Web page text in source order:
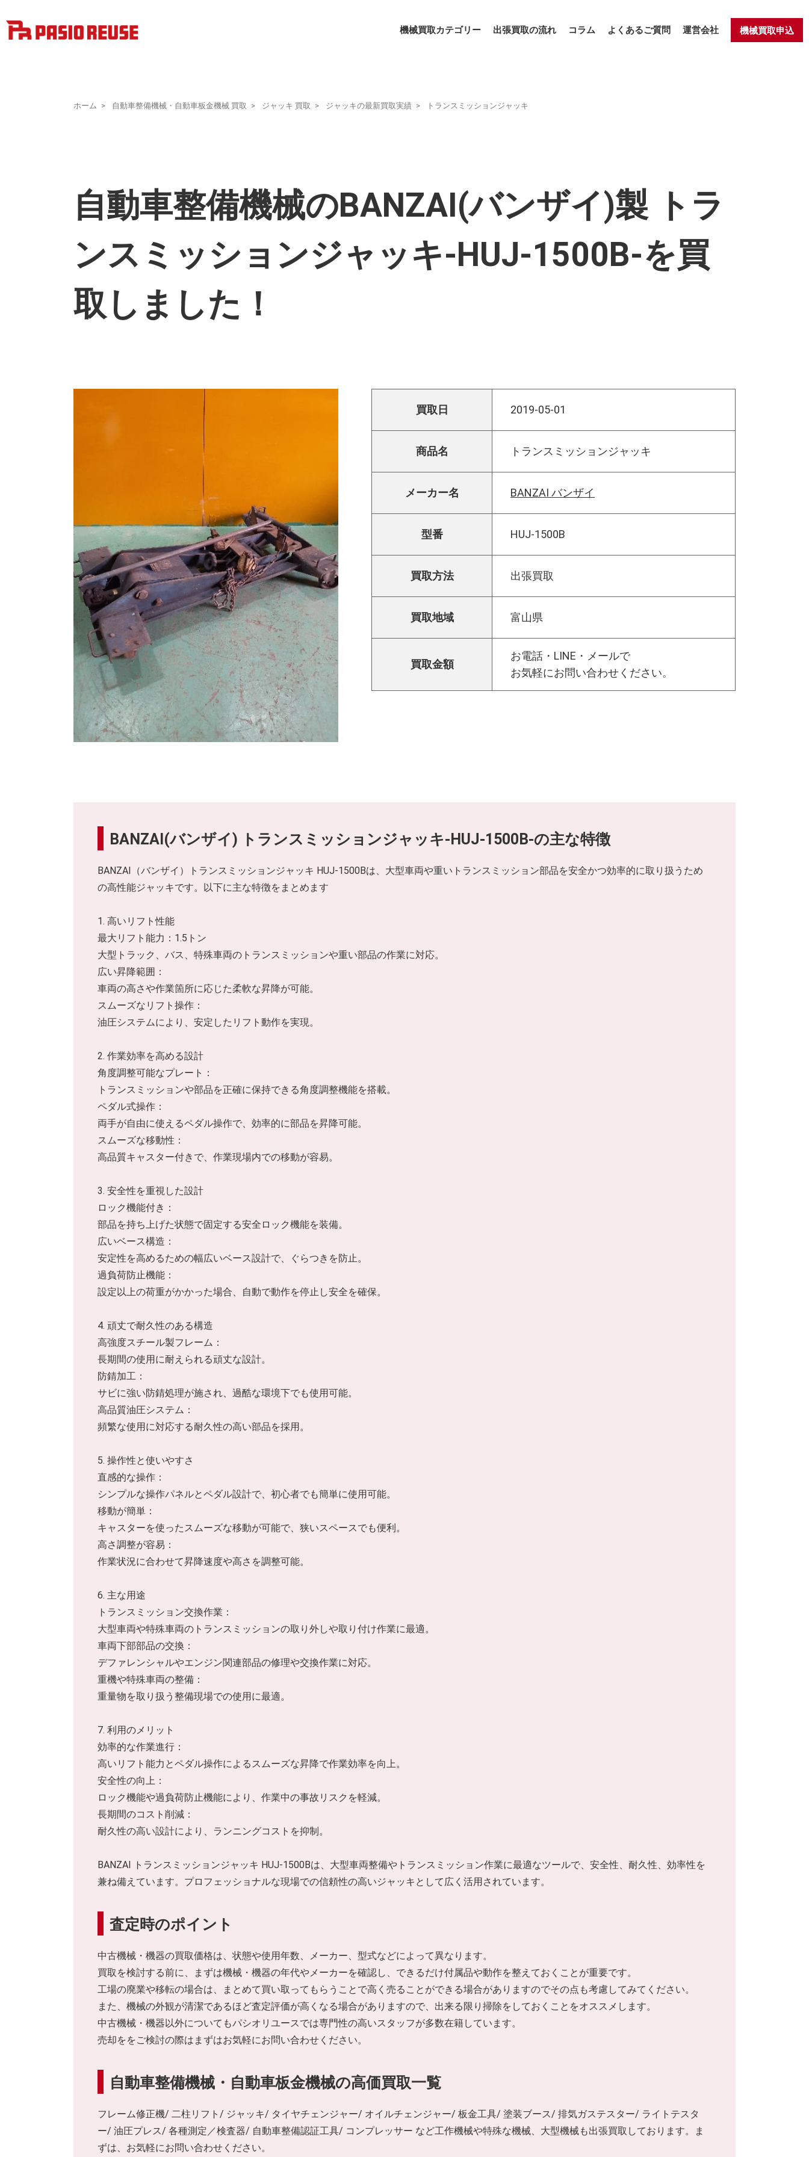
機械買取カテゴリー 出張買取の流れ コラム よくあるご質問 運営会社 機械買取申込
ホーム 自動車整備機械・自動車板金機械 買取 ジャッキ 買取 ジャッキの最新買取実績 トランスミッションジャッキ
自動車整備機械のBANZAI(バンザイ)製 トラ
ンスミッションジャッキ-HUJ-1500B-を買
取しました！
買取日 2019-05-01
商品名 トランスミッションジャッキ
メーカー名 BANZAI バンザイ
型番 HUJ-1500B
買取方法 出張買取
買取地域 富山県
買取金額
お電話・LINE・メールで
お気軽にお問い合わせください。
BANZAI(バンザイ) トランスミッションジャッキ-HUJ-1500B-の主な特徴
BANZAI（バンザイ）トランスミッションジャッキ HUJ-1500Bは、大型車両や重いトランスミッション部品を安全かつ効率的に取り扱うため
の高性能ジャッキです。以下に主な特徴をまとめます
1. 高いリフト性能
最大リフト能力：1.5トン
大型トラック、バス、特殊車両のトランスミッションや重い部品の作業に対応。
広い昇降範囲：
車両の高さや作業箇所に応じた柔軟な昇降が可能。
スムーズなリフト操作：
油圧システムにより、安定したリフト動作を実現。
2. 作業効率を高める設計
角度調整可能なプレート：
トランスミッションや部品を正確に保持できる角度調整機能を搭載。
ペダル式操作：
両手が自由に使えるペダル操作で、効率的に部品を昇降可能。
スムーズな移動性：
高品質キャスター付きで、作業現場内での移動が容易。
3. 安全性を重視した設計
ロック機能付き：
部品を持ち上げた状態で固定する安全ロック機能を装備。
広いベース構造：
安定性を高めるための幅広いベース設計で、ぐらつきを防止。
過負荷防止機能：
設定以上の荷重がかかった場合、自動で動作を停止し安全を確保。
4. 頑丈で耐久性のある構造
高強度スチール製フレーム：
長期間の使用に耐えられる頑丈な設計。
防錆加工：
サビに強い防錆処理が施され、過酷な環境下でも使用可能。
高品質油圧システム：
頻繁な使用に対応する耐久性の高い部品を採用。
5. 操作性と使いやすさ
直感的な操作：
シンプルな操作パネルとペダル設計で、初心者でも簡単に使用可能。
移動が簡単：
キャスターを使ったスムーズな移動が可能で、狭いスペースでも便利。
高さ調整が容易：
作業状況に合わせて昇降速度や高さを調整可能。
6. 主な用途
トランスミッション交換作業：
大型車両や特殊車両のトランスミッションの取り外しや取り付け作業に最適。
車両下部部品の交換：
デファレンシャルやエンジン関連部品の修理や交換作業に対応。
重機や特殊車両の整備：
重量物を取り扱う整備現場での使用に最適。
7. 利用のメリット
効率的な作業進行：
高いリフト能力とペダル操作によるスムーズな昇降で作業効率を向上。
安全性の向上：
ロック機能や過負荷防止機能により、作業中の事故リスクを軽減。
長期間のコスト削減：
耐久性の高い設計により、ランニングコストを抑制。
BANZAI トランスミッションジャッキ HUJ-1500Bは、大型車両整備やトランスミッション作業に最適なツールで、安全性、耐久性、効率性を
兼ね備えています。プロフェッショナルな現場での信頼性の高いジャッキとして広く活用されています。
査定時のポイント
中古機械・機器の買取価格は、状態や使用年数、メーカー、型式などによって異なります。
買取を検討する前に、まずは機械・機器の年代やメーカーを確認し、できるだけ付属品や動作を整えておくことが重要です。
工場の廃業や移転の場合は、まとめて買い取ってもらうことで高く売ることができる場合がありますのでその点も考慮してみてください。
また、機械の外観が清潔であるほど査定評価が高くなる場合がありますので、出来る限り掃除をしておくことをオススメします。
中古機械・機器以外についてもパシオリユースでは専門性の高いスタッフが多数在籍しています。
売却ををご検討の際はまずはお気軽にお問い合わせください。
自動車整備機械・自動車板金機械の高価買取一覧
フレーム修正機/ 二柱リフト/ ジャッキ/ タイヤチェンジャー/ オイルチェンジャー/ 板金工具/ 塗装ブース/ 排気ガステスター/ ライトテスタ
ー/ 油圧プレス/ 各種測定／検査器/ 自動車整備認証工具/ コンプレッサー など工作機械や特殊な機械、大型機械も出張買取しております。ま
ずは、お気軽にお問い合わせください。